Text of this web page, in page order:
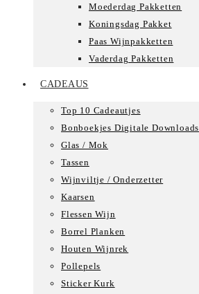
Moederdag Pakketten
Koningsdag Pakket
Paas Wijnpakketten
Vaderdag Pakketten
CADEAUS
Top 10 Cadeautjes
Bonboekjes Digitale Downloads
Glas / Mok
Tassen
Wijnviltje / Onderzetter
Kaarsen
Flessen Wijn
Borrel Planken
Houten Wijnrek
Pollepels
Sticker Kurk